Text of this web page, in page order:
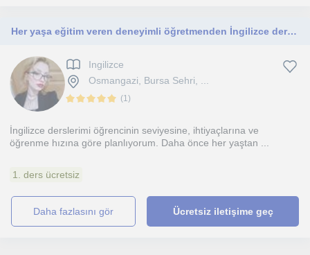
Her yaşa eğitim veren deneyimli öğretmenden İngilizce dersleri
Ingilizce
Osmangazi, Bursa Sehri, ...
(1)
İngilizce derslerimi öğrencinin seviyesine, ihtiyaçlarına ve
öğrenme hızına göre planlıyorum. Daha önce her yaştan ...
1. ders ücretsiz
daha fazlasını gör Ücretsiz iletişime geç